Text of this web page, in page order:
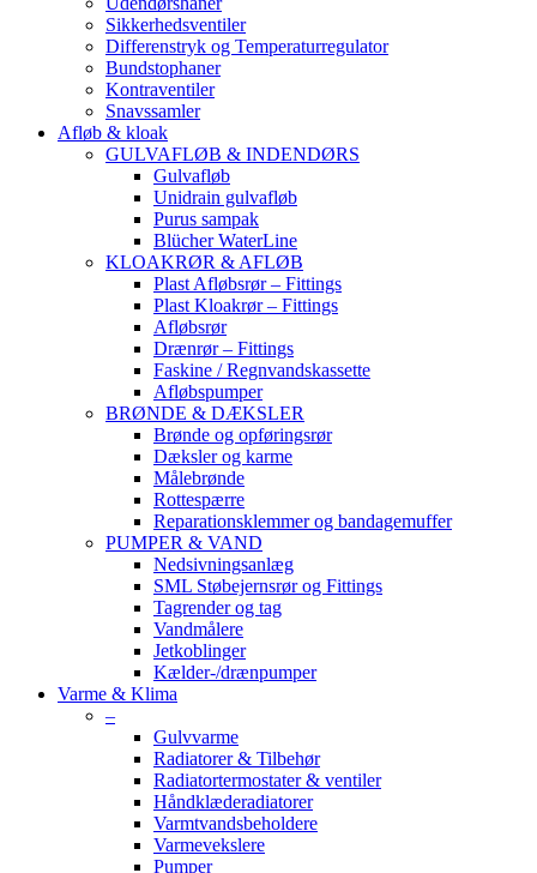
Sikkerhedsventiler
Differenstryk og Temperaturregulator
Bundstophaner
Kontraventiler
Snavssamler
Afløb & kloak
GULVAFLØB & INDENDØRS
Gulvafløb
Unidrain gulvafløb
Purus sampak
Blücher WaterLine
KLOAKRØR & AFLØB
Plast Afløbsrør – Fittings
Plast Kloakrør – Fittings
Afløbsrør
Drænrør – Fittings
Faskine / Regnvandskassette
Afløbspumper
BRØNDE & DÆKSLER
Brønde og opføringsrør
Dæksler og karme
Målebrønde
Rottespærre
Reparationsklemmer og bandagemuffer
PUMPER & VAND
Nedsivningsanlæg
SML Støbejernsrør og Fittings
Tagrender og tag
Vandmålere
Jetkoblinger
Kælder-/drænpumper
Varme & Klima
–
Gulvvarme
Radiatorer & Tilbehør
Radiatortermostater & ventiler
Håndklæderadiatorer
Varmtvandsbeholdere
Varmevekslere
Pumper